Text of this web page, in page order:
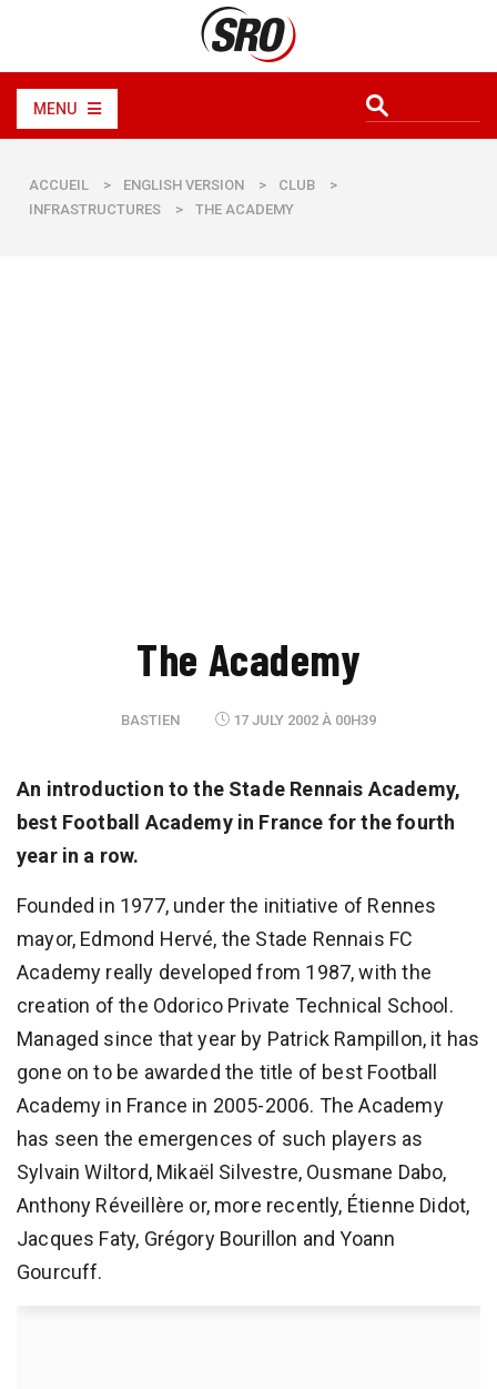
MENU
ACCUEIL > ENGLISH VERSION > CLUB
>
INFRASTRUCTURES
> THE ACADEMY
The Academy
BASTIEN 17 JULY 2002 À 00H39
An introduction to the Stade Rennais Academy,
best Football Academy in France for the fourth
year in a row.
Founded in 1977, under the initiative of Rennes
mayor, Edmond Hervé, the Stade Rennais FC
Academy really developed from 1987, with the
creation of the Odorico Private Technical School.
Managed since that year by Patrick Rampillon, it has
gone on to be awarded the title of best Football
Academy in France in 2005-2006. The Academy
has seen the emergences of such players as
Sylvain Wiltord, Mikaël Silvestre, Ousmane Dabo,
Anthony Réveillère or, more recently, Étienne Didot,
Jacques Faty, Grégory Bourillon and Yoann
Gourcuff.